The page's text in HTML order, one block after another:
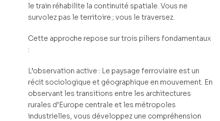
le train réhabilite la continuité spatiale. Vous ne
survolez pas le territoire ; vous le traversez.
Cette approche repose sur trois piliers fondamentaux
:
L’observation active : Le paysage ferroviaire est un
récit sociologique et géographique en mouvement. En
observant les transitions entre les architectures
rurales d’Europe centrale et les métropoles
industrielles, vous développez une compréhension